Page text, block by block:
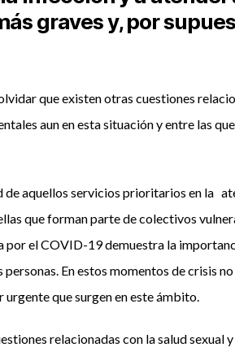
graves y, por
que existen otras cuestiones
aun en esta situación y entre las
aquellos servicios prioritarios en la
que forman parte de colectivos
el COVID-19 demuestra la
En estos momentos de crisis
que surgen en este ámbito.
relacionadas con la salud sexual